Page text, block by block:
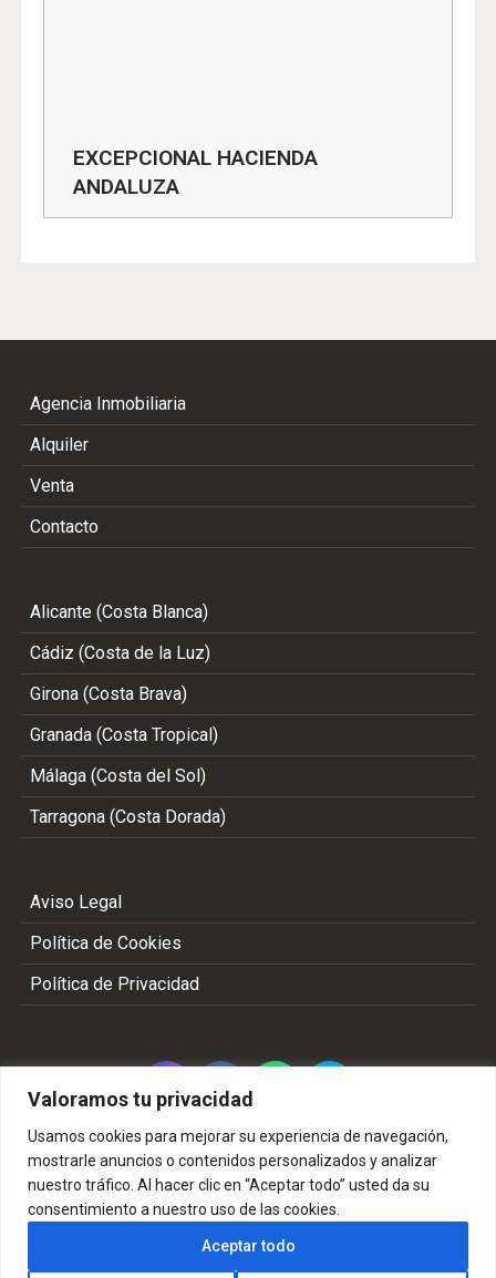
Valoramos tu privacidad
Usamos cookies para mejorar su experiencia de navegación,
mostrarle anuncios o contenidos personalizados y analizar
nuestro tráfico. Al hacer clic en “Aceptar todo” usted da su
consentimiento a nuestro uso de las cookies.
Aceptar todo
EXCEPCIONAL HACIENDA
ANDALUZA
Agencia Inmobiliaria
Alquiler
Venta
Contacto
Alicante (Costa Blanca)
Cádiz (Costa de la Luz)
Girona (Costa Brava)
Granada (Costa Tropical)
Málaga (Costa del Sol)
Tarragona (Costa Dorada)
Aviso Legal
Política de Cookies
Política de Privacidad
Copyright 2002 - 2026 © TODOS LOS DERECHOS
RESERVADOS